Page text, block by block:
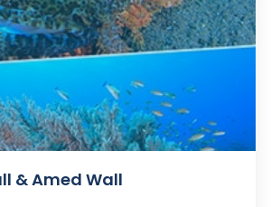
& Amed Wall